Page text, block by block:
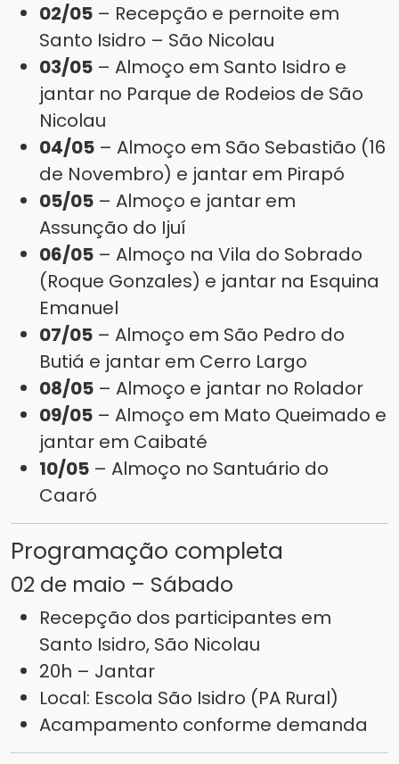
02/05 – Recepção e pernoite em
Santo Isidro – São Nicolau
03/05 – Almoço em Santo Isidro e
jantar no Parque de Rodeios de São
Nicolau
04/05 – Almoço em São Sebastião (16
de Novembro) e jantar em Pirapó
05/05 – Almoço e jantar em
Assunção do Ijuí
06/05 – Almoço na Vila do Sobrado
(Roque Gonzales) e jantar na Esquina
Emanuel
07/05 – Almoço em São Pedro do
Butiá e jantar em Cerro Largo
08/05 – Almoço e jantar no Rolador
09/05 – Almoço em Mato Queimado e
jantar em Caibaté
10/05 – Almoço no Santuário do
Caaró
Programação completa
02 de maio – Sábado
Recepção dos participantes em
Santo Isidro, São Nicolau
20h – Jantar
Local: Escola São Isidro (PA Rural)
Acampamento conforme demanda